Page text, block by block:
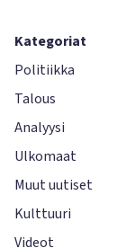
Kategoriat
Politiikka
Talous
Analyysi
Ulkomaat
Muut uutiset
Kulttuuri
Videot